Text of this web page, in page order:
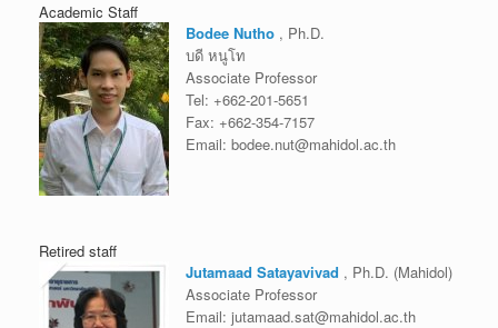
Academic Staff
Bodee Nutho , Ph.D.
บดี หนูโท
Associate Professor
Tel: +662-201-5651
Fax: +662-354-7157
Email: bodee.nut@mahidol.ac.th
Retired staff
Jutamaad Satayavivad , Ph.D. (Mahidol)
Associate Professor
Email: jutamaad.sat@mahidol.ac.th